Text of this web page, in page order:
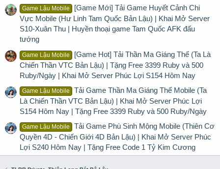
Game Lậu Mobile
[Game Mới] Tải Game Huyết Cảnh Chi
Vực Mobile (Hư Linh Tam Quốc Bản Lậu) | Khai Mở Server
S10-Xuân Thu | Huyền thoại game Tam Quốc AFK đấu
tướng
Game Lậu Mobile
[Game Hot] Tải Thần Ma Giáng Thế (Ta Là
Chiến Thần VTC Bản Lậu) | Tặng Free 3399 Ruby và 500
Ruby/Ngày | Khai Mở Server Phúc Lợi S154 Hôm Nay
Game Lậu Mobile
Tải Game Thần Ma Giáng Thế Mobile (Ta
Là Chiến Thần VTC Bản Lậu) | Khai Mở Server Phúc Lợi
S154 Hôm Nay | Tặng Free 3399 Ruby và 500 Ruby/Ngày
Game Lậu Mobile
Tải Game Phù Sinh Mộng Mobile (Thiên Cơ
Quyền 4D - Chiến Giới 4D Bản Lậu) | Khai Mở Server Phúc
Lợi S240 Hôm Nay | Tặng Free Code 1 Tỷ Kim Cương